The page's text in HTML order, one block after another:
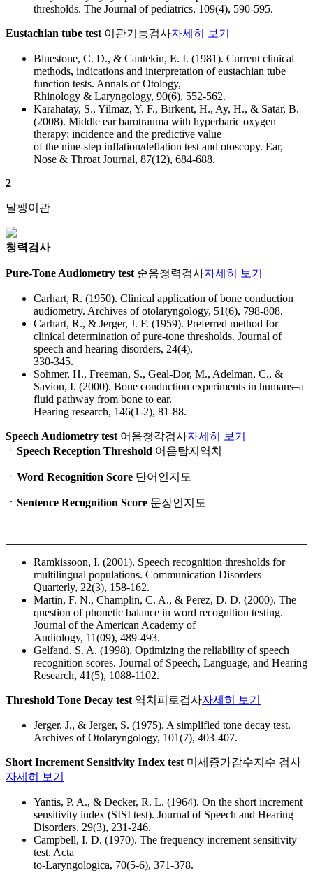
thresholds. The Journal of pediatrics, 109(4), 590-595.
Eustachian tube test 이관기능검사자세히 보기
Bluestone, C. D., & Cantekin, E. I. (1981). Current clinical
methods, indications and interpretation of eustachian tube
function tests. Annals of Otology,
Rhinology & Laryngology, 90(6), 552-562.
Karahatay, S., Yilmaz, Y. F., Birkent, H., Ay, H., & Satar, B.
(2008). Middle ear barotrauma with hyperbaric oxygen
therapy: incidence and the predictive value
of the nine-step inflation/deflation test and otoscopy. Ear,
Nose & Throat Journal, 87(12), 684-688.
2
달팽이관
청력검사
Pure-Tone Audiometry test 순음청력검사자세히 보기
Carhart, R. (1950). Clinical application of bone conduction
audiometry. Archives of otolaryngology, 51(6), 798-808.
Carhart, R., & Jerger, J. F. (1959). Preferred method for
clinical determination of pure-tone thresholds. Journal of
speech and hearing disorders, 24(4),
330-345.
Sohmer, H., Freeman, S., Geal-Dor, M., Adelman, C., &
Savion, I. (2000). Bone conduction experiments in humans–a
fluid pathway from bone to ear.
Hearing research, 146(1-2), 81-88.
Speech Audiometry test 어음청각검사자세히 보기
ㆍ Speech Reception Threshold 어음탐지역치
ㆍ Word Recognition Score 단어인지도
ㆍ Sentence Recognition Score 문장인지도
Ramkissoon, I. (2001). Speech recognition thresholds for
multilingual populations. Communication Disorders
Quarterly, 22(3), 158-162.
Martin, F. N., Champlin, C. A., & Perez, D. D. (2000). The
question of phonetic balance in word recognition testing.
Journal of the American Academy of
Audiology, 11(09), 489-493.
Gelfand, S. A. (1998). Optimizing the reliability of speech
recognition scores. Journal of Speech, Language, and Hearing
Research, 41(5), 1088-1102.
Threshold Tone Decay test 역치피로검사자세히 보기
Jerger, J., & Jerger, S. (1975). A simplified tone decay test.
Archives of Otolaryngology, 101(7), 403-407.
Short Increment Sensitivity Index test 미세증가감수지수 검사
자세히 보기
Yantis, P. A., & Decker, R. L. (1964). On the short increment
sensitivity index (SISI test). Journal of Speech and Hearing
Disorders, 29(3), 231-246.
Campbell, I. D. (1970). The frequency increment sensitivity
test. Acta
to-Laryngologica, 70(5-6), 371-378.